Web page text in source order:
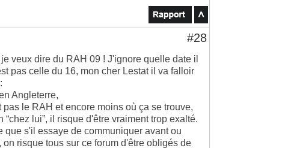
#28
veux dire du RAH 09 ! J'ignore quelle date il
pas celle du 16, mon cher Lestat il va falloir
Angleterre,
le RAH et encore moins où ça se trouve,
lui”, il risque d'être vraiment trop exalté.
que s'il essaye de communiquer avant ou
risque tous sur ce forum d'être obligés de